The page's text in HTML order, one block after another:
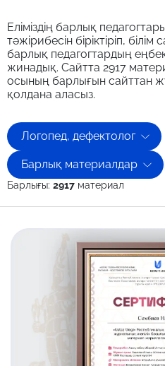
Еліміздің барлық
тәжірибесін біріктіріп,
барлық педагогтардың
жинадық. Сайтта 2917
осының барлығын сайттан
қолдана аласыз.
Логопед, дефектолог
Барлық материалдар
Барлығы: 2917 материал